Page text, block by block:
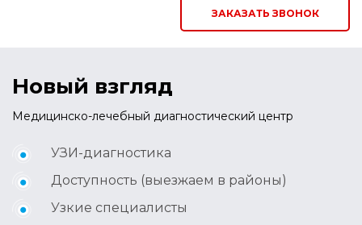
ЗАКАЗАТЬ ЗВОНОК
Новый взгляд
Медицинско-лечебный диагностический центр
УЗИ-диагностика
Доступность (выезжаем в районы)
Узкие специалисты